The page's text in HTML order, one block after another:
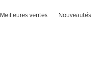
Meilleures ventes Nouveautés